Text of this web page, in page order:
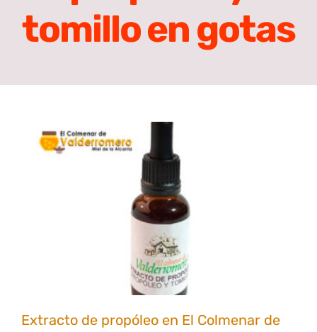
tomillo en gotas
Extracto de propóleo en El Colmenar de